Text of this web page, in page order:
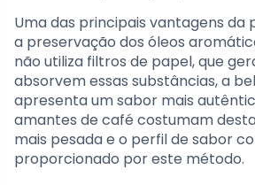
Uma das principais vantagens da
a preservação dos óleos
não utiliza filtros de papel, que
absorvem essas substâncias, a
apresenta um sabor mais
amantes de café costumam
mais pesada e o perfil de sabor
proporcionado por este método.